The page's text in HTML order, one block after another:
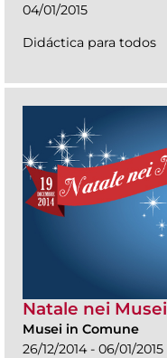
04/01/2015
Didáctica para todos
Natale nei Musei
Musei in Comune
26/12/2014 - 06/01/2015